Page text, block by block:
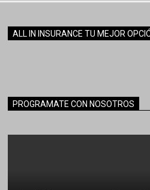
ALL IN INSURANCE TU MEJOR
PROGRAMATE CON NOSOTROS